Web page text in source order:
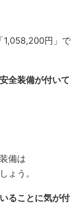
1,058,200円」で
全装備が付いて
備は
ょう。
ることに気が付